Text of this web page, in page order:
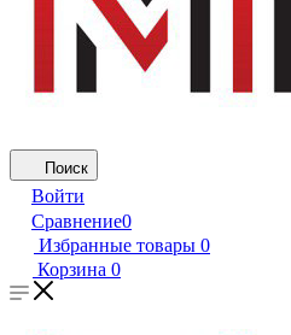
Поиск
Войти
Сравнение0
Избранные товары 0
Корзина 0